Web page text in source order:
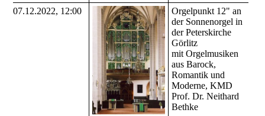
07.12.2022, 12:00
Orgelpunkt 12" an
der Sonnenorgel in
der Peterskirche
Görlitz
mit Orgelmusiken
aus Barock,
Romantik und
Moderne, KMD
Prof. Dr. Neithard
Bethke